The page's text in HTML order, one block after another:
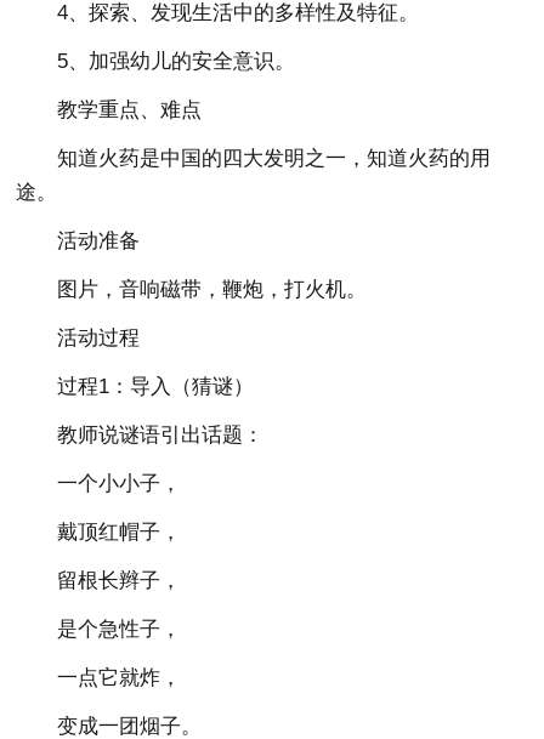
4、探索、发现生活中的多样性及特征。
5、加强幼儿的安全意识。
教学重点、难点
知道火药是中国的四大发明之一，知道火药的用
途。
活动准备
图片，音响磁带，鞭炮，打火机。
活动过程
过程1：导入（猜谜）
教师说谜语引出话题：
一个小小子，
戴顶红帽子，
留根长辫子，
是个急性子，
一点它就炸，
变成一团烟子。